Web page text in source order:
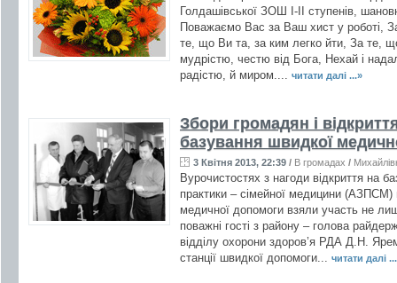
Голдашівської ЗОШ І-II ступенів,
Поважаємо Вас за Ваш хист у роботі,
те, що Ви та, за ким легко йти, За те,
мудрістю, честю від Бога, Нехай і
радістю, й миром.... читати далі ...»
Збори громадян і
базування швидкої
3 Квітня 2013, 22:39 / В громадах /
Вурочистостях з нагоди відкриття на
практики – сімейної медицини (АЗПСМ)
медичної допомоги взяли участь не
поважні гості з району – голова
відділу охорони здоров’я РДА Д.Н.
станції швидкої допомоги... читати далі